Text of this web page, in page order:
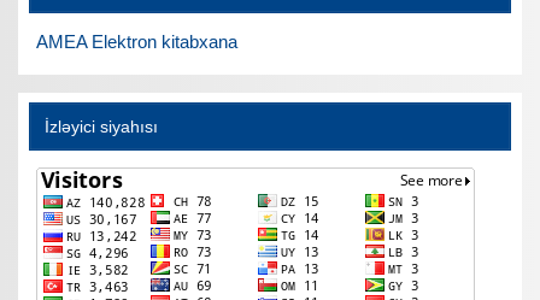
AMEA Elektron kitabxana
İzləyici siyahısı